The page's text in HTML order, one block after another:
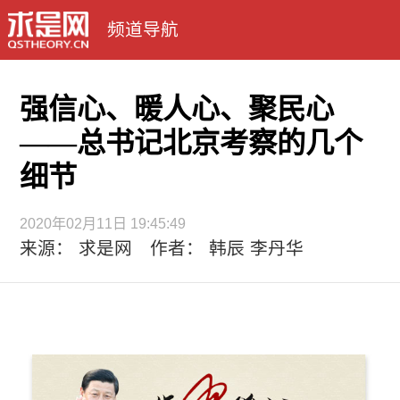
频道导航
强信心、暖人心、聚民心
——总书记北京考察的几个
细节
2020年02月11日 19:45:49
来源： 求是网 作者： 韩辰 李丹华